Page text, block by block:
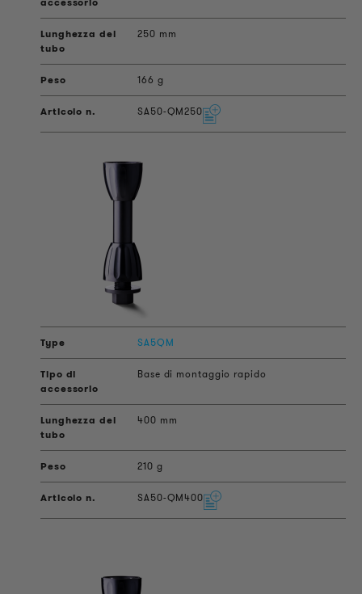
250 mm
166 g
SA50-QM250
SA5QM
Base di montaggio rapido
400 mm
210 g
SA50-QM400